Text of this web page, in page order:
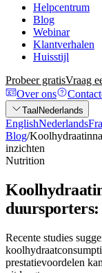
Helpcentrum
Blog
Webinar
Klantverhalen
Huisstijl
Probeer gratisVraag
Over ons
Taal Nederlands
EnglishNederlands
Blog/
inzichten
Nutrition
Recente studies
prestatievoordelen